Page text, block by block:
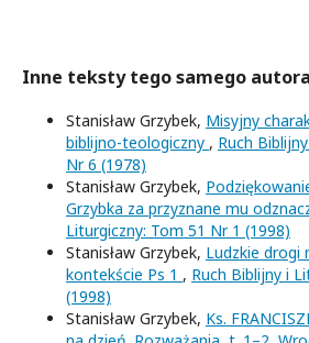
Inne teksty tego samego autora
Stanisław Grzybek, Misyjny
biblijno-teologiczny , Ruch
Nr 6 (1978)
Stanisław Grzybek,
Grzybka za przyznane mu
Liturgiczny: Tom 51 Nr 1 (1998)
Stanisław Grzybek, Ludzkie drogi
kontekście Ps 1 , Ruch Biblijny i
(1998)
Stanisław Grzybek, Ks.